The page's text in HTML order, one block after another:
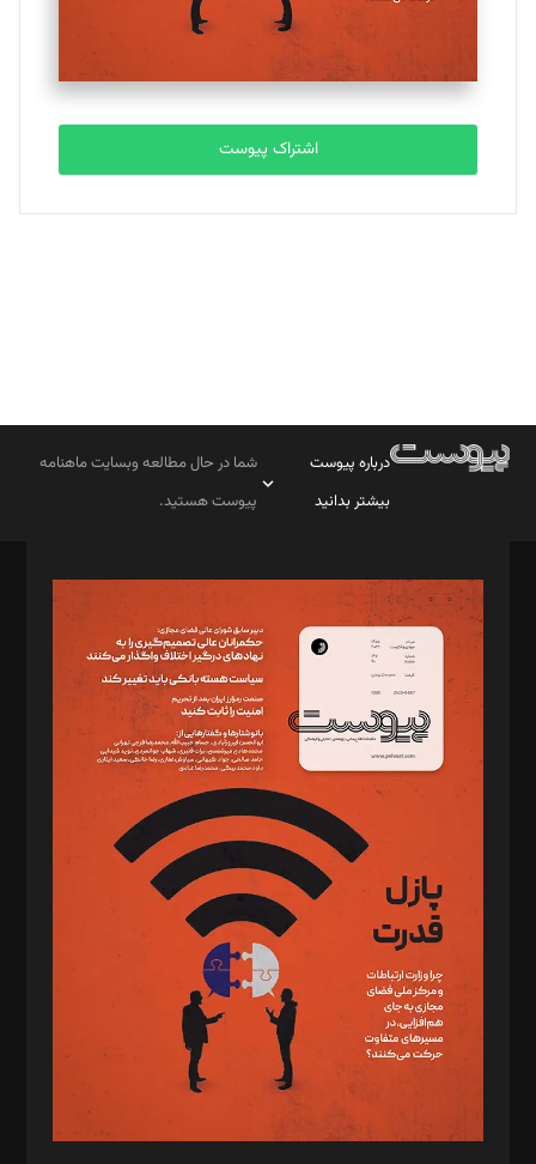
مصطفی مسجدی آرانی
تحریریه
بابک نقاش
تحریریه
اشتراک پیوست
درباره پیوست
بیشتر بدانید
شما در حال مطالعه وبسایت ماهنامه
پیوست هستید.
مدیر مسئول: محمدباقر اثنی‌عشری
سردبیر: مهرک محمودی
دبیر تحریریه: میثم قاسمی
د‌بیر ناداستان: سمانه سمیع
د‌بیر خدمت و تجارت: ابوالفضل رجبی
د‌بیر حقوق فناوری: حسام‌الدین ایپکچی
د‌بیر پیوست جهان: مینا پاکدل
د‌بیر تحریریه آنلاین: بابک نقاش
تحریریه‌: مجتبی محمود‌ی، آرش برهمند، یسنا امان‌پور، سروش کرمیان،
مصطفی مسجدی آرانی، ابوالفضل رجبی، زهرا فکرانه، فائزه فتحی
رستمی،مصطفی باستان
ویرایش: نگار استاد‌‌آقا
طراح یونیفرم: مجید توکلی
فیلمبرداری و عکاسی: امیر شفیعی، مانی لطفی زاده
گرافیک و صفحه‌آرایی: سید‌سبحان‌علی ثابت
مد‌یر توسعه تجاری: کامبیز برید‌
امور مالی: شاپور رهبری، محمد‌ کاظمی‌نیا